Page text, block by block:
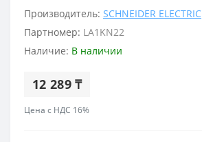
Производитель: SCHNEIDER ELECTRIC
Партномер: LA1KN22
Наличие: В наличии
12 289 ₸
Цена с НДС 16%